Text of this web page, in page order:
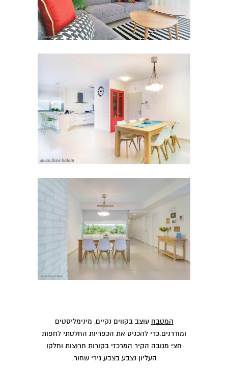
המטבח עוצב בקווים נקיים, מינימליסטים
ומודרנים.כדי להכניס את הכפריות החלטתי לחפות
חצי מגובה הקיר המרכזי בקורות חרוצות וחלקו
העליון נצבע בצבע גירי שחור.